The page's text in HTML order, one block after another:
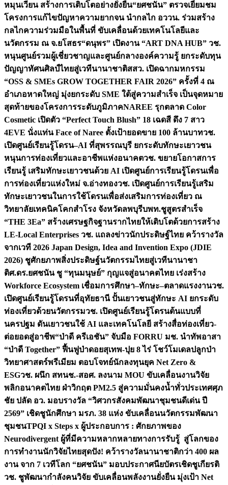
หมุนเวียน สร้างการเติบโตอย่างยั่งยืน“ยศชนัน” ตรวจเยี่ยมชม
โครงการแก้ไขปัญหาความยากจน นำกลไก อววน. ร่วมสร้าง
กลไกความร่วมมือในพื้นที่ ขับเคลื่อนด้วยเทคโนโลยีและ
นวัตกรรม ณ จ.ยโสธร“ดนุพร” เปิดงาน “ART DNA HUB” วช.
หนุนศูนย์รวมผู้เชี่ยวชาญและศูนย์กลางองค์ความรู้ ยกระดับทุน
ปัญญาทัศนศิลป์ไทยสู่เวทีนานาชาติสสว. เปิดฉากมหกรรม
“OSS & SMEs GROW TOGETHER FAIR 2026” ครั้งที่ 4 ณ
อำเภอหาดใหญ่ มุ่งยกระดับ SME ใต้สู่ความสำเร็จ เป็นจุดหมาย
สุดท้ายของโครงการระดับภูมิภาคNAREE รุกตลาด Color
Cosmetic เปิดตัว “Perfect Touch Blush” 18 เฉดสี ดึง 7 สาว
4EVE นั่งแท่น Face of Naree ตั้งเป้ายอดขาย 100 ล้านบาทวช.
เปิดศูนย์เรียนรู้โดรน–AI ที่สุพรรณบุรี ยกระดับทักษะเยาวชน
หนุนการท่องเที่ยวและอาชีพแห่งอนาคตวช. ขยายโอกาสการ
เรียนรู้ เสริมทักษะเยาวชนด้วย AI เปิดศูนย์การเรียนรู้โดรนเพื่อ
การท่องเที่ยวแห่งใหม่ จ.อ่างทองวช. เปิดศูนย์การเรียนรู้เสริม
ทักษะเยาวชนในการใช้โดรนเพื่อส่งเสริมการท่องเที่ยว ณ
วิทยาลัยเทคนิคโคกสำโรง จังหวัดลพบุรีบพท.ชูสูตรสำเร็จ
“THE 3Ea” สร้างเศรษฐกิจฐานรากไทยให้เติบโตด้วยการสร้าง
LE-Local Enterprises วช. แถลงข่าวนักประดิษฐ์ไทย คว้ารางวัล
จากเวที 2026 Japan Design, Idea and Invention Expo (JDIE
2026) ชูศักยภาพสิ่งประดิษฐ์นวัตกรรมไทยสู่เวทีนานาชา
ติศ.ดร.ยศชนัน ชู “ทุนมนุษย์” กุญแจสู่อนาคตไทย เร่งสร้าง
Workforce Ecosystem เชื่อมการศึกษา–ทักษะ–ตลาดแรงงานวช.
เปิดศูนย์เรียนรู้โดรนที่อุทัยธานี ปั้นเยาวชนสู่ทักษะ AI ยกระดับ
ท่องเที่ยวด้วยนวัตกรรมวช. เปิดศูนย์เรียนรู้โดรนต้นแบบที่
นครปฐม ดันเยาวชนใช้ AI และเทคโนโลยี สร้างสื่อท่องเที่ยว-
ต่อยอดสู่อาชีพ“ป่าดี ครีเอชัน” จับมือ FORRU มช. นำทัพอาสา
“ป่าดี Together” ฟื้นฟูป่าดอยสุเทพ-ปุย 8 ไร่ โชว์โมเดลปลูกป่า
วิทยาศาสตร์พรีเมียม ตอบโจทย์นักลงทุนยุค Net Zero &
ESGวช. ผนึก สทนช.-สอศ. ลงนาม MOU ขับเคลื่อนงานวิจัย
พลิกอนาคตไทย ฝ่าวิกฤต PM2.5 สู่ความมั่นคงน้ำทั่วประเทศศุภ
ชัย ปลัด อว. มอบรางวัล “วิศวกรสังคมพัฒนาชุมชนดีเด่น ปี
2569” เชิดชูนักศึกษา มรภ. 38 แห่ง ขับเคลื่อนนวัตกรรมพัฒนา
ชุมชนTPQI x Steps x ผู้ประกอบการ : ศักยภาพของ
Neurodivergent ผู้ที่มีความหลากหลายทางการรับรู้ สู่โลกของ
การทำงานนักวิจัยไทยสุดปัง! คว้ารางวัลนานาชาติกว่า 400 ผล
งาน จาก 7 เวทีโลก “ยศชนัน” มอบประกาศนียบัตรเชิดชูเกียรติ
วช. ชูพัฒนากำลังคนวิจัย ขับเคลื่อนพลังงานยั่งยืน มุ่งเป้า Net